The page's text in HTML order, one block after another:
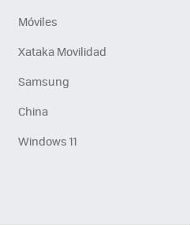
Móviles
Xataka Movilidad
Samsung
China
Windows 11